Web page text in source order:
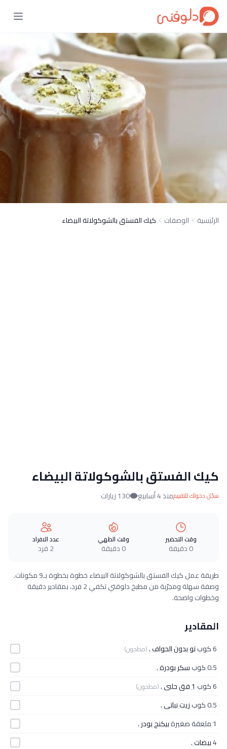
الرئيسية الوصفات كيك الفستق بالشوكولاتة البيضاء
كيك الفستق بالشوكولاتة البيضاء
سجّل دخولك للتقييممنذ 4 أسابيع 130 زيارات
وقت التحضير
0 دقيقة
وقت الطهي
0 دقيقة
عدد الافراد
2 فرد
طريقة عمل كيك الفستق بالشوكولاتة البيضاء خطوة بخطوة بـ9 مكونات.
وصفة سهلة ومجرّبة من مطبخ دلوقتي تكفي 2 فرد، بمقادير دقيقة
وخطوات واضحة.
المقادير
6 كوب تو بدون الحواف .(مطحون)
0.5 كوب
سكر بودرة .
6 كوب
1 فق حلبى . (مطحون)
0.5 كوب
زيت نباتى .
1 ملعقة صغيرة
بيكنج بودر .
4بيضات .